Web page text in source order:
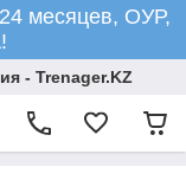
месяцев, ОУР,
- Trenager.KZ